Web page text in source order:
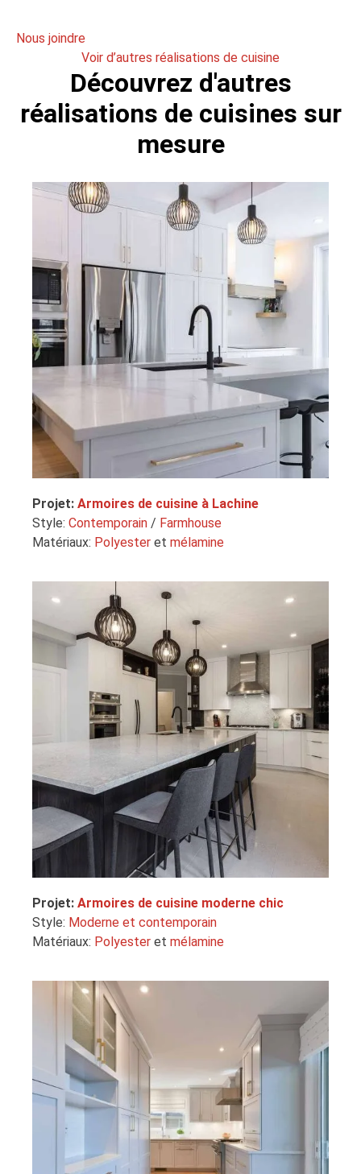
Nous joindre
Voir d’autres réalisations de cuisine
Découvrez d'autres
réalisations de cuisines sur
mesure
Projet: Armoires de cuisine à Lachine
Style: Contemporain / Farmhouse
Matériaux: Polyester et mélamine
Projet: Armoires de cuisine moderne chic
Style: Moderne et contemporain
Matériaux: Polyester et mélamine